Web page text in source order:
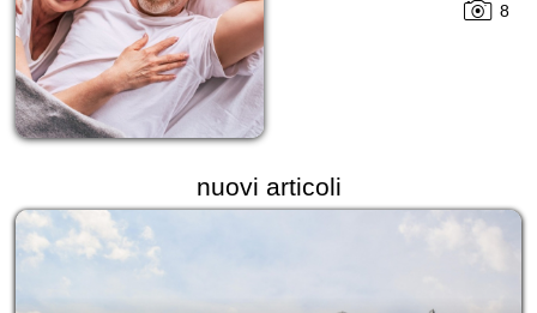
8
nuovi articoli